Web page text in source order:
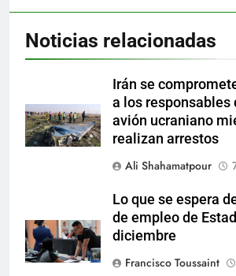
Noticias relacionadas
Irán se
a los responsables
avión ucraniano
realizan arrestos
Ali Shahamatpour
Lo que se espera
de empleo de
diciembre
Francisco Toussaint